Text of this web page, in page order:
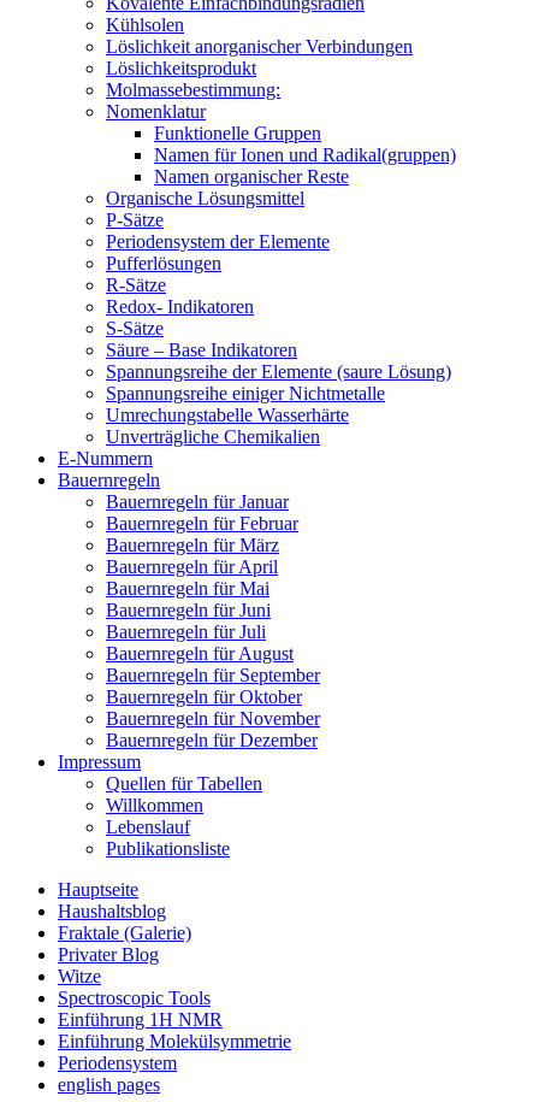
Kühlsolen
Löslichkeit anorganischer Verbindungen
Löslichkeitsprodukt
Molmassebestimmung:
Nomenklatur
Funktionelle Gruppen
Namen für Ionen und Radikal(gruppen)
Namen organischer Reste
Organische Lösungsmittel
P-Sätze
Periodensystem der Elemente
Pufferlösungen
R-Sätze
Redox- Indikatoren
S-Sätze
Säure – Base Indikatoren
Spannungsreihe der Elemente (saure Lösung)
Spannungsreihe einiger Nichtmetalle
Umrechungstabelle Wasserhärte
Unverträgliche Chemikalien
E-Nummern
Bauernregeln
Bauernregeln für Januar
Bauernregeln für Februar
Bauernregeln für März
Bauernregeln für April
Bauernregeln für Mai
Bauernregeln für Juni
Bauernregeln für Juli
Bauernregeln für August
Bauernregeln für September
Bauernregeln für Oktober
Bauernregeln für November
Bauernregeln für Dezember
Impressum
Quellen für Tabellen
Willkommen
Lebenslauf
Publikationsliste
Hauptseite
Haushaltsblog
Fraktale (Galerie)
Privater Blog
Witze
Spectroscopic Tools
Einführung 1H NMR
Einführung Molekülsymmetrie
Periodensystem
english pages